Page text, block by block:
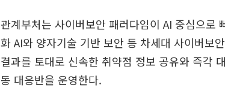
관계부처는 사이버보안 패러다임이 AI 중심으로
화 AI와 양자기술 기반 보안 등 차세대 사이버보
결과를 토대로 신속한 취약점 정보 공유와 즉각
동 대응반을 운영한다.